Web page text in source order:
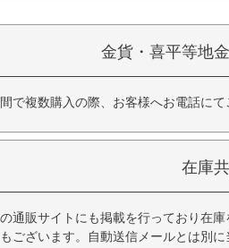
金貨・喜平等地
で複数購入の際、お客様へお電話に
在庫
通販サイトにも掲載を行っており在
ございます。自動送信メールとは別